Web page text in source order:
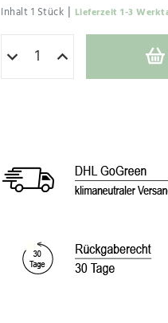
Inhalt1 Stück | Lieferzeit 1-3